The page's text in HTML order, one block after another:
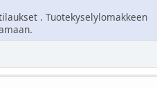
. Tuotekyselylomakkeen